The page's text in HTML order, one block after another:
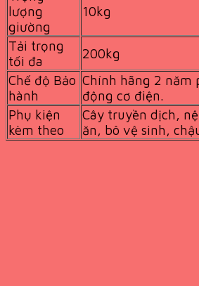
lượng
giường
10kg
Tải trọng
tối đa
200kg
Chế độ Bảo
hành
Chính hãng 2 năm
động cơ điện.
Phụ kiện
kèm theo
Cây truyền dịch,
ăn, bô vệ sinh,